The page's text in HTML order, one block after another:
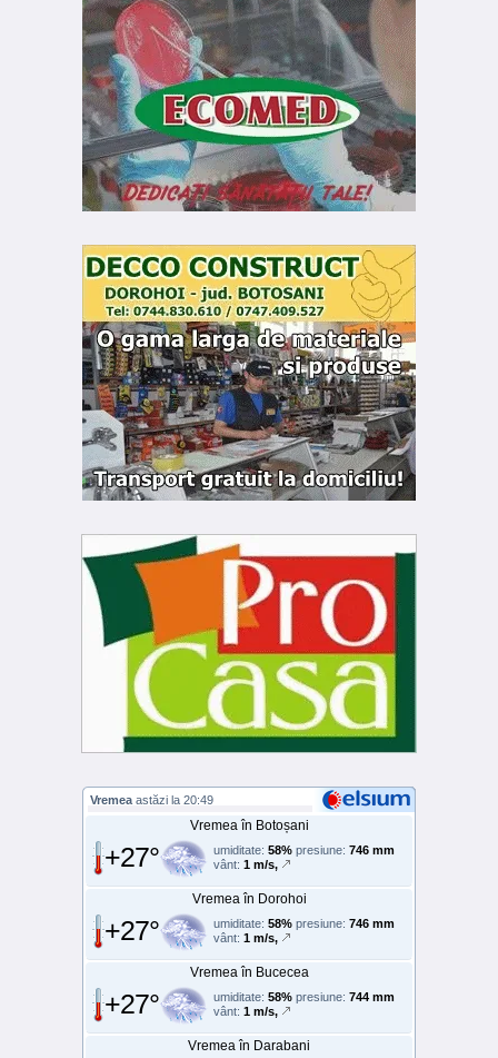
Vremea astăzi la 20:49
Vremea în Botoșani
+27° umiditate: 58% presiune: 746 mm
vânt: 1 m/s,
Vremea în Dorohoi
+27° umiditate: 58% presiune: 746 mm
vânt: 1 m/s,
Vremea în Bucecea
+27° umiditate: 58% presiune: 744 mm
vânt: 1 m/s,
Vremea în Darabani